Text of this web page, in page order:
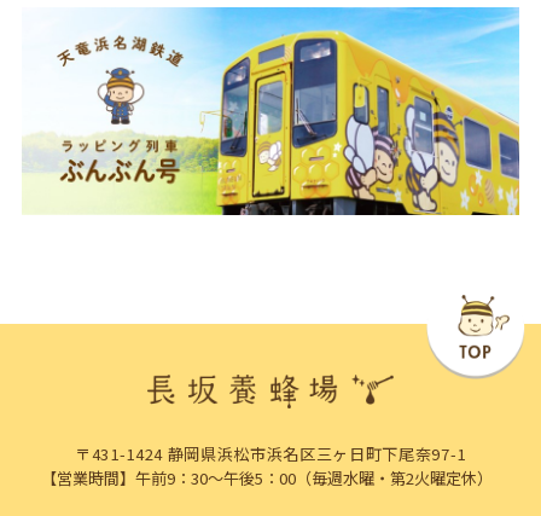
〒431-1424 静岡県浜松市浜名区三ヶ日町下尾奈97-1
【営業時間】午前9：30～午後5：00（毎週水曜・第2火曜定休）